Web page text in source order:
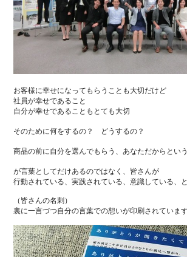
お客様に幸せになってもらうことも大切だけど
社員が幸せであること
自分が幸せであることもとても大切
そのために何をするの？ どうするの？
商品の前に自分を選んでもらう、あなただからとい
が言葉としてだけあるのではなく、皆さんが
行動されている、実践されている、意識している、
（皆さんの名刺）
裏に一言づつ自分の言葉での想いが印刷されていま